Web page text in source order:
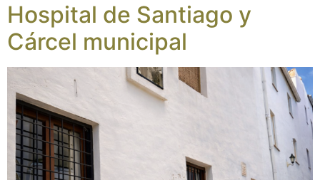
Hospital de Santiago y
Cárcel municipal